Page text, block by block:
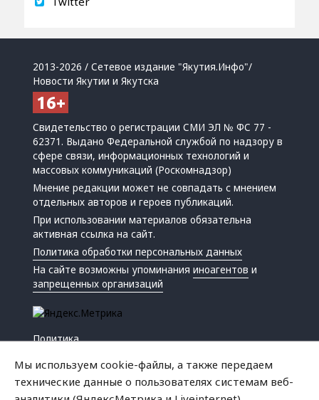
2013-2026 / Сетевое издание "Якутия.Инфо"/
Новости Якутии и Якутска
Свидетельство о регистрации СМИ ЭЛ № ФС 77 -
62371. Выдано Федеральной службой по надзору в
сфере связи, информационных технологий и
массовых коммуникаций (Роскомнадзор)
Мнение редакции может не совпадать с мнением
отдельных авторов и героев публикаций.
При использовании материалов обязательна
активная ссылка на сайт.
Политика обработки персональных данных
На сайте возможны упоминанияиноагентов и
запрещенных организаций
Политика
Мы используем cookie-файлы, а также передаем
технические данные о пользователях системам веб-